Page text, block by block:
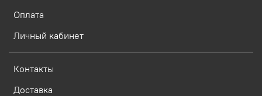
Оплата
Личный кабинет
Контакты
Доставка